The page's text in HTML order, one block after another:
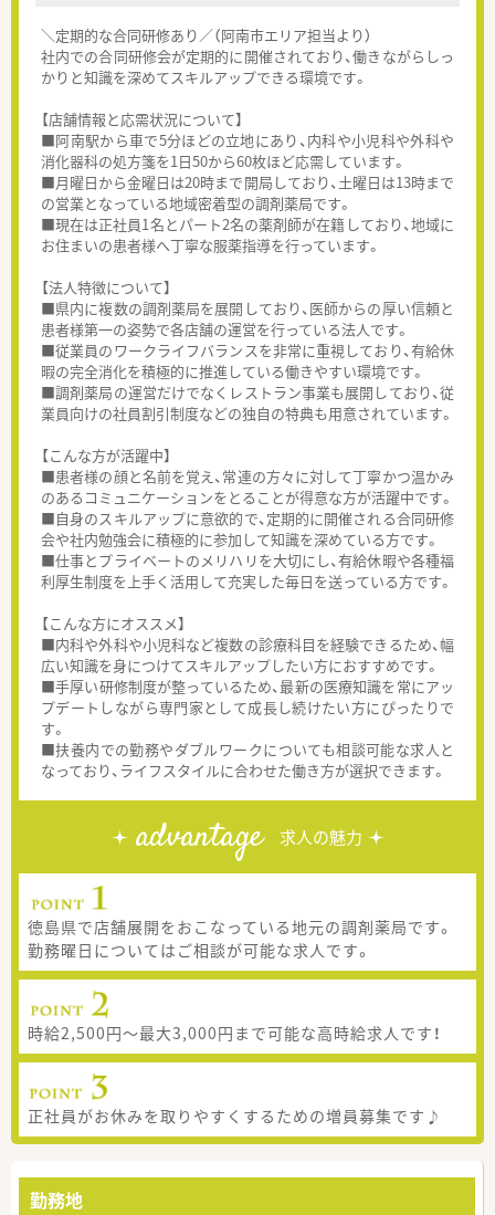
＼定期的な合同研修あり／（阿南市エリア担当より）
社内での合同研修会が定期的に開催されており、働きながらしっ
かりと知識を深めてスキルアップできる環境です。
【店舗情報と応需状況について】
■阿南駅から車で5分ほどの立地にあり、内科や小児科や外科や
消化器科の処方箋を1日50から60枚ほど応需しています。
■月曜日から金曜日は20時まで開局しており、土曜日は13時まで
の営業となっている地域密着型の調剤薬局です。
■現在は正社員1名とパート2名の薬剤師が在籍しており、地域に
お住まいの患者様へ丁寧な服薬指導を行っています。
【法人特徴について】
■県内に複数の調剤薬局を展開しており、医師からの厚い信頼と
患者様第一の姿勢で各店舗の運営を行っている法人です。
■従業員のワークライフバランスを非常に重視しており、有給休
暇の完全消化を積極的に推進している働きやすい環境です。
■調剤薬局の運営だけでなくレストラン事業も展開しており、従
業員向けの社員割引制度などの独自の特典も用意されています。
【こんな方が活躍中】
■患者様の顔と名前を覚え、常連の方々に対して丁寧かつ温かみ
のあるコミュニケーションをとることが得意な方が活躍中です。
■自身のスキルアップに意欲的で、定期的に開催される合同研修
会や社内勉強会に積極的に参加して知識を深めている方です。
■仕事とプライベートのメリハリを大切にし、有給休暇や各種福
利厚生制度を上手く活用して充実した毎日を送っている方です。
【こんな方にオススメ】
■内科や外科や小児科など複数の診療科目を経験できるため、幅
広い知識を身につけてスキルアップしたい方におすすめです。
■手厚い研修制度が整っているため、最新の医療知識を常にアッ
プデートしながら専門家として成長し続けたい方にぴったりで
す。
■扶養内での勤務やダブルワークについても相談可能な求人と
なっており、ライフスタイルに合わせた働き方が選択できます。
advantage 求人の魅力
徳島県で店舗展開をおこなっている地元の調剤薬局です。
勤務曜日についてはご相談が可能な求人です。
時給2,500円～最大3,000円まで可能な高時給求人です！
正社員がお休みを取りやすくするための増員募集です♪
勤務地